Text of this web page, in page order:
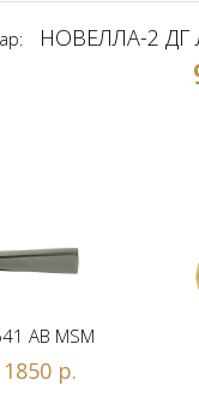
НОВЕЛЛА-2
AB MSM
1850 р.